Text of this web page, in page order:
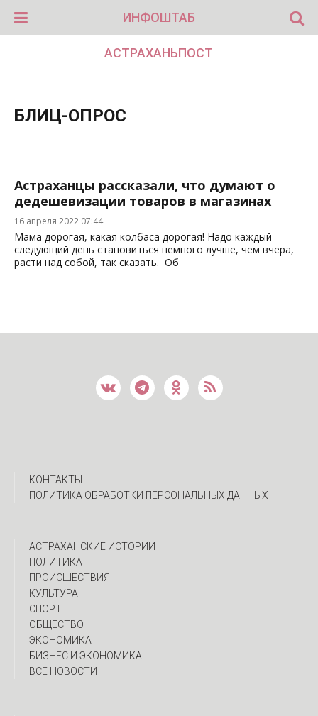
ИНФОШТАБ
АСТРАХАНЬПОСТ
БЛИЦ-ОПРОС
Астраханцы рассказали, что думают о
дедешевизации товаров в магазинах
16 апреля 2022 07:44
Мама дорогая, какая колбаса дорогая! Надо каждый
следующий день становиться немного лучше, чем вчера,
расти над собой, так сказать. Об
КОНТАКТЫ
ПОЛИТИКА ОБРАБОТКИ ПЕРСОНАЛЬНЫХ ДАННЫХ
АСТРАХАНСКИЕ ИСТОРИИ
ПОЛИТИКА
ПРОИСШЕСТВИЯ
КУЛЬТУРА
СПОРТ
ОБЩЕСТВО
ЭКОНОМИКА
БИЗНЕС И ЭКОНОМИКА
ВСЕ НОВОСТИ